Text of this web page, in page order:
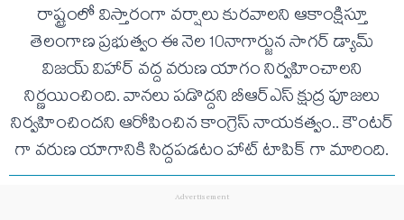
రాష్ట్రంలో విస్తారంగా వర్షాలు కురవాలని ఆకాంక్షిస్తూ
తెలంగాణ ప్రభుత్వం ఈ నెల 10నాగార్జున సాగర్ డ్యామ్
విజయ్ విహార్ వద్ద వరుణ యాగం నిర్వహించాలని
నిర్ణయించింది. వానలు పడొద్దని బీఆర్ఎస్ క్షుద్ర పూజలు
నిర్వహించిందని ఆరోపించిన కాంగ్రెస్ నాయకత్వం.. కౌంటర్
గా వరుణ యాగానికి సిద్దపడటం హాట్ టాపిక్ గా మారింది.